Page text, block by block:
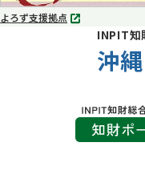
よろず支援拠点
別
INPIT知
沖